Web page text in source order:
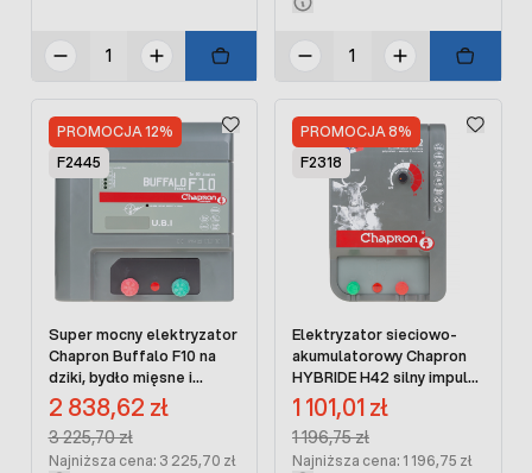
PROMOCJA 12%
F2445
Super mocny elektryzator
Chapron Buffalo F10 na
dziki, bydło mięsne i
zwierzynę leśną
Cena promocyjna:
2 838,62 zł
Regular Price:
3 225,70 zł
Najniższa cena: 3 225,70 zł
PROMOCJA 8%
F2318
Elektryzator sieciowo-
akumulatorowy Chapron
HYBRIDE H42 silny impuls
4,25 J
Cena promocyjna:
1 101,01 zł
Regular Price:
1 196,75 zł
Najniższa cena: 1 196,75 zł